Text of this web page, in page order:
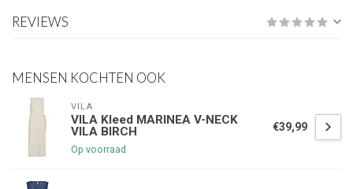
REVIEWS
MENSEN KOCHTEN OOK
VILA
VILA Kleed MARINEA V-NECK
VILA BIRCH
Op voorraad
€39,99